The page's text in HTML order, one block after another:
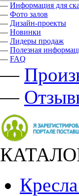
— Информация для
— Фото залов
— Дизайн-проекты
— Новинки
— Лидеры продаж
— Полезная
— FAQ
—
—